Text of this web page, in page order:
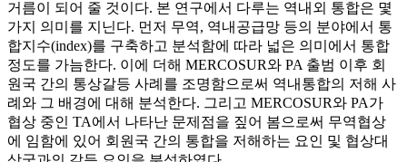
거름이 되어 줄 것이다. 본 연구에서 다루는 역내외 통합은 몇
가지 의미를 지닌다. 먼저 무역, 역내공급망 등의 분야에서 통
합지수(index)를 구축하고 분석함에 따라 넓은 의미에서 통합
정도를 가늠한다. 이에 더해 MERCOSUR와 PA 출범 이후 회
원국 간의 통상갈등 사례를 조명함으로써 역내통합의 저해 사
례와 그 배경에 대해 분석한다. 그리고 MERCOSUR와 PA가
협상 중인 TA에서 나타난 문제점을 짚어 봄으로써 무역협상
에 임함에 있어 회원국 간의 통합을 저해하는 요인 및 협상대